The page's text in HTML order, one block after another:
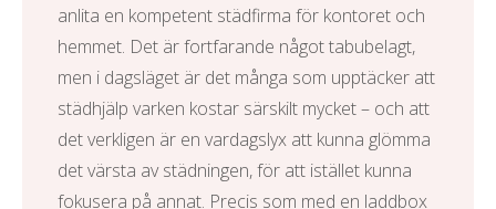
anlita en kompetent städfirma för kontoret och
hemmet. Det är fortfarande något tabubelagt,
men i dagsläget är det många som upptäcker att
städhjälp varken kostar särskilt mycket – och att
det verkligen är en vardagslyx att kunna glömma
det värsta av städningen, för att istället kunna
fokusera på annat. Precis som med en laddbox